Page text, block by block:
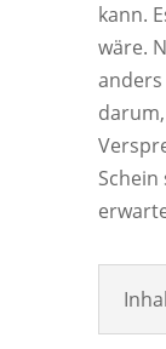
kann.
wäre.
anders